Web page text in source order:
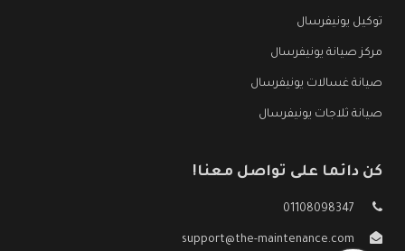
توكيل يونيفرسال
مركز صيانة يونيفرسال
صيانة غسالات يونيفرسال
صيانة ثلاجات يونيفرسال
كن دائما على تواصل معنا!
01108098347
support@the-maintenance.com